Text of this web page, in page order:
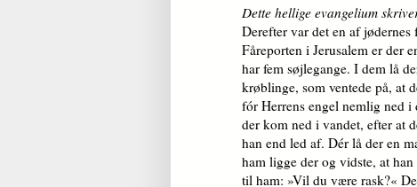
Dette hellige evangelium
Derefter var det en af jødernes
Fåreporten i Jerusalem er der
har fem søjlegange. I dem lå
krøblinge, som ventede på, at
fór Herrens engel nemlig ned i
der kom ned i vandet, efter at
han end led af. Dér lå der en
ham ligge der og vidste, at
til ham: »Vil du være rask?«